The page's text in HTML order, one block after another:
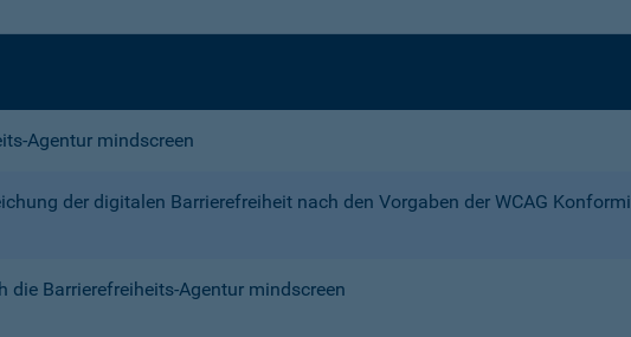
Agentur mindscreen
der digitalen Barrierefreiheit nach den Vorgaben der WCAG
die Barrierefreiheits-Agentur mindscreen